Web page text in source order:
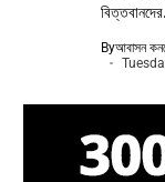
Byআবাসন